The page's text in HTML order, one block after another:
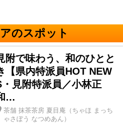
のスポット
附で味わう、和のひとと
【県内特派員HOT NEW
・見附特派員／小林正
…
茶舗 抹茶茶房 夏目庵（ちゃほ まっち
ゃさぼう なつめあん）